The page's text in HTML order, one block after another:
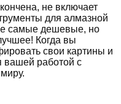
не включает
для алмазной
самые дешевые, но
Когда вы
свои картины и
вашей работой с